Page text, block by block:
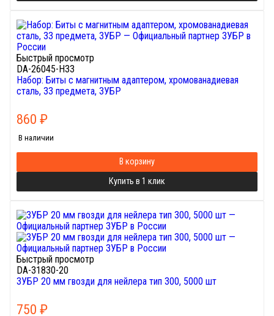
Быстрый просмотр
DA-26045-H33
Набор: Биты с магнитным адаптером, хромованадиевая
сталь, 33 предмета, ЗУБР
860 ₽
В наличии
В корзину
Купить в 1 клик
Быстрый просмотр
DA-31830-20
ЗУБР 20 мм гвозди для нейлера тип 300, 5000 шт
750 ₽